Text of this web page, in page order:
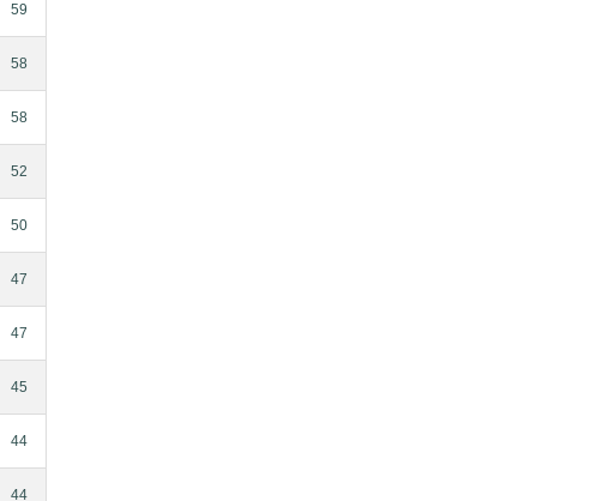
59
58
58
52
50
47
47
45
44
44